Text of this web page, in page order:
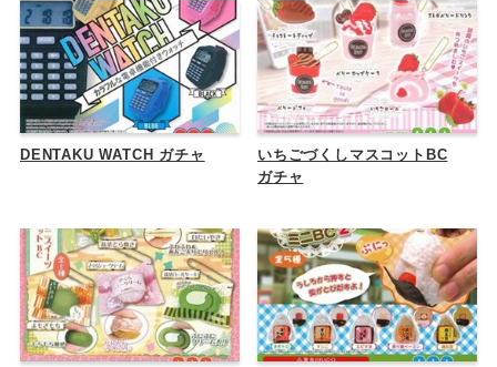
DENTAKU WATCH ガチャ
いちごづくしマスコットBC
ガチャ